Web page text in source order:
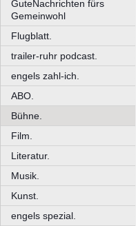
GuteNachrichten fürs
Gemeinwohl
Flugblatt.
trailer-ruhr podcast.
engels zahl-ich.
ABO.
Bühne.
Film.
Literatur.
Musik.
Kunst.
engels spezial.